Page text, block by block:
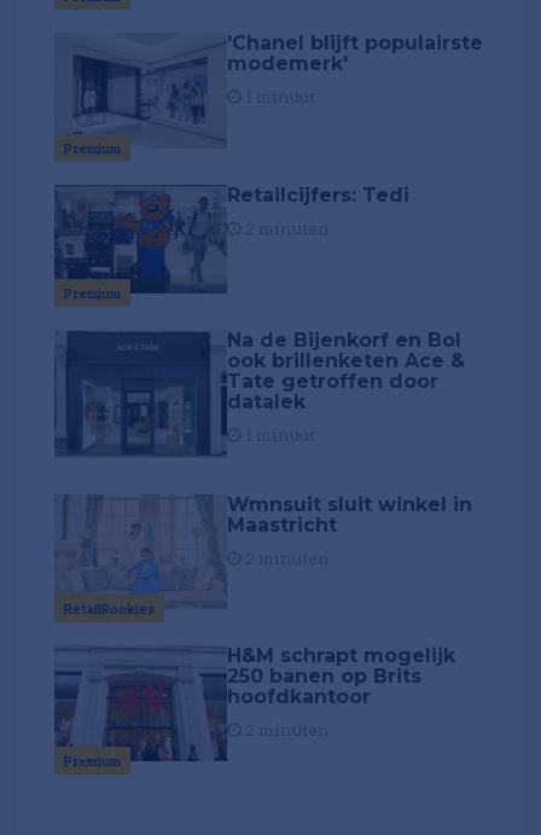
Premium
'Chanel blijft populairste
modemerk'
Premium
Retailcijfers: Tedi
Na de Bijenkorf en Bol
ook brillenketen Ace &
Tate getroffen door
datalek
RetailRookies
Wmnsuit sluit winkel in
Maastricht
Premium
H&M schrapt mogelijk
250 banen op Brits
hoofdkantoor